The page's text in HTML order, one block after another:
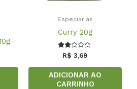
Especiarias
Curry 20g
Avaliação
2.00
de 5
R$ 3,69
ADICIONAR AO
CARRINHO